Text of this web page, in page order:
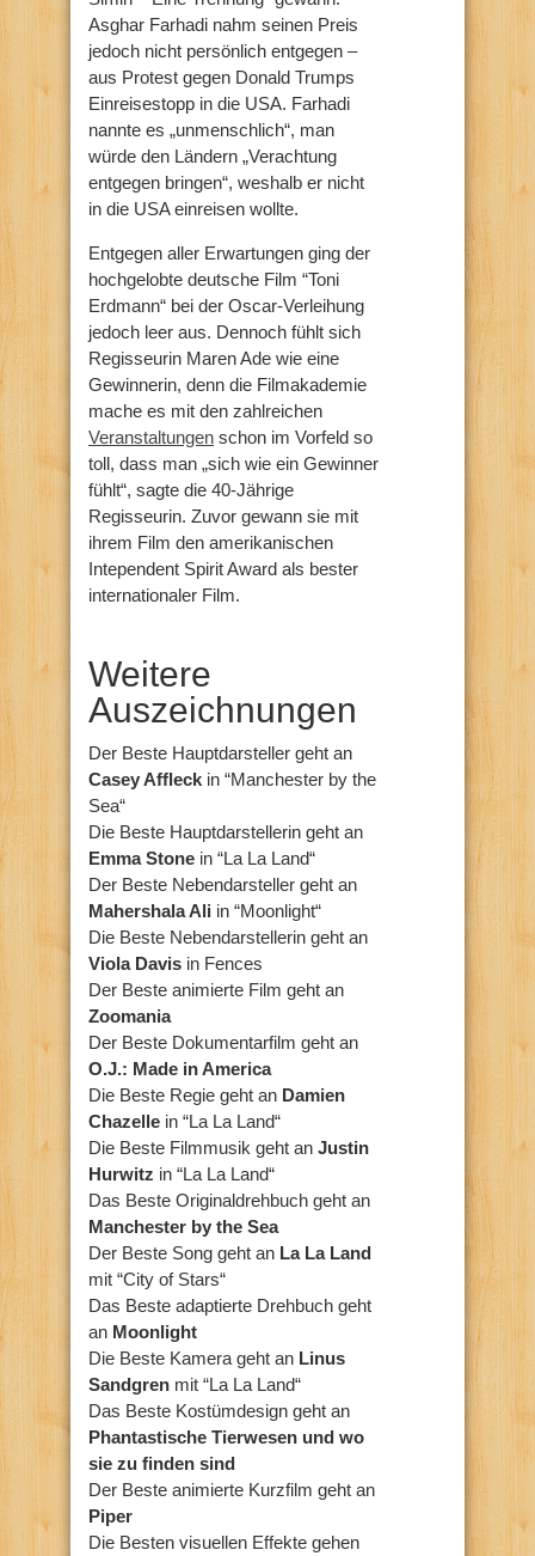
Asghar Farhadi nahm seinen Preis
jedoch nicht persönlich entgegen –
aus Protest gegen Donald Trumps
Einreisestopp in die USA. Farhadi
nannte es „unmenschlich“, man
würde den Ländern „Verachtung
entgegen bringen“, weshalb er nicht
in die USA einreisen wollte.
Entgegen aller Erwartungen ging der
hochgelobte deutsche Film “Toni
Erdmann“ bei der Oscar-Verleihung
jedoch leer aus. Dennoch fühlt sich
Regisseurin Maren Ade wie eine
Gewinnerin, denn die Filmakademie
mache es mit den zahlreichen
Veranstaltungen schon im Vorfeld so
toll, dass man „sich wie ein Gewinner
fühlt“, sagte die 40-Jährige
Regisseurin. Zuvor gewann sie mit
ihrem Film den amerikanischen
Intependent Spirit Award als bester
internationaler Film.
Weitere
Auszeichnungen
Der Beste Hauptdarsteller geht an
Casey Affleck in “Manchester by the
Sea“
Die Beste Hauptdarstellerin geht an
Emma Stone in “La La Land“
Der Beste Nebendarsteller geht an
Mahershala Ali in “Moonlight“
Die Beste Nebendarstellerin geht an
Viola Davis in Fences
Der Beste animierte Film geht an
Zoomania
Der Beste Dokumentarfilm geht an
O.J.: Made in America
Die Beste Regie geht an Damien
Chazelle in “La La Land“
Die Beste Filmmusik geht an Justin
Hurwitz in “La La Land“
Das Beste Originaldrehbuch geht an
Manchester by the Sea
Der Beste Song geht an La La Land
mit “City of Stars“
Das Beste adaptierte Drehbuch geht
an Moonlight
Die Beste Kamera geht an Linus
Sandgren mit “La La Land“
Das Beste Kostümdesign geht an
Phantastische Tierwesen und wo
sie zu finden sind
Der Beste animierte Kurzfilm geht an
Piper
Die Besten visuellen Effekte gehen